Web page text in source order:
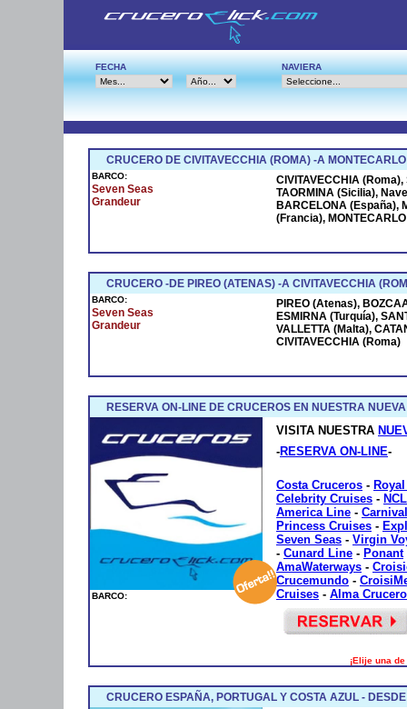
FECHA NAVIERA
CRUCERO DE CIVITAVECCHIA (ROMA) -A
BARCO:
Seven Seas
Grandeur
CIVITAVECCHIA
TAORMINA (Sicilia),
BARCELONA (España),
(Francia),
CRUCERO -DE PIREO (ATENAS) -A CIVITAVECCHIA
BARCO:
Seven Seas
Grandeur
PIREO (Atenas),
ESMIRNA (Turquía),
VALLETTA (Malta),
CIVITAVECCHIA (Roma)
RESERVA ON-LINE DE CRUCEROS EN NUESTRA
BARCO:
VISITA NUESTRA
-RESERVA ON-LINE-
Costa Cruceros -
Celebrity Cruises - NCL
America Line -
Princess Cruises -
Seven Seas - Virgin
- Cunard Line - Ponant
AmaWaterways -
Crucemundo -
Cruises - Alma
¡Elije una
CRUCERO ESPAÑA, PORTUGAL Y COSTA AZUL -